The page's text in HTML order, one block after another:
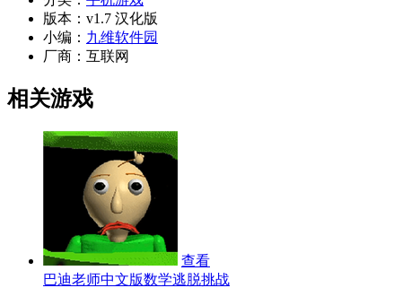
版本： v1.7 汉化版
小编： 九维软件园
厂商： 互联网
相关游戏
查看
巴迪老师中文版数学逃脱挑战